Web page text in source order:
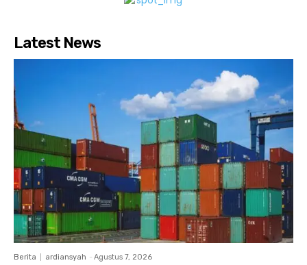
Latest News
Berita ardiansyah - Agustus 7, 2026